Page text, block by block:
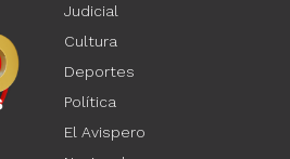
Judicial
Cultura
Deportes
Política
El Avispero